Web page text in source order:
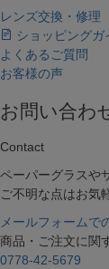
レンズ交換・修理
ショッピングガ
よくあるご質問
お客様の声
お問い合わ
Contact
ペーパーグラスや
ご不明な点はお気
メールフォームで
商品・ご注文に関
0778-42-5679